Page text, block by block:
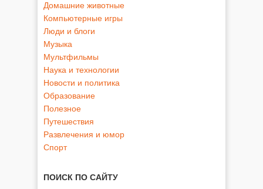
Домашние животные
Компьютерные игры
Люди и блоги
Музыка
Мультфильмы
Наука и технологии
Новости и политика
Образование
Полезное
Путешествия
Развлечения и юмор
Спорт
ПОИСК ПО САЙТУ